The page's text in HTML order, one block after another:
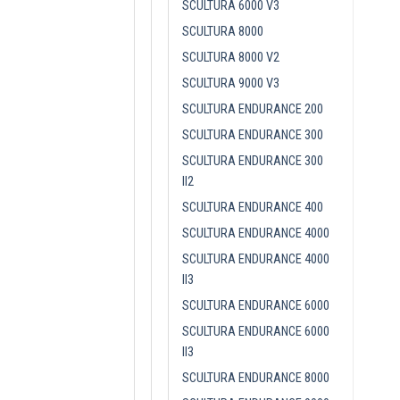
SCULTURA 6000 V3
SCULTURA 8000
SCULTURA 8000 V2
SCULTURA 9000 V3
SCULTURA ENDURANCE 200
SCULTURA ENDURANCE 300
SCULTURA ENDURANCE 300
II2
SCULTURA ENDURANCE 400
SCULTURA ENDURANCE 4000
SCULTURA ENDURANCE 4000
II3
SCULTURA ENDURANCE 6000
SCULTURA ENDURANCE 6000
II3
SCULTURA ENDURANCE 8000